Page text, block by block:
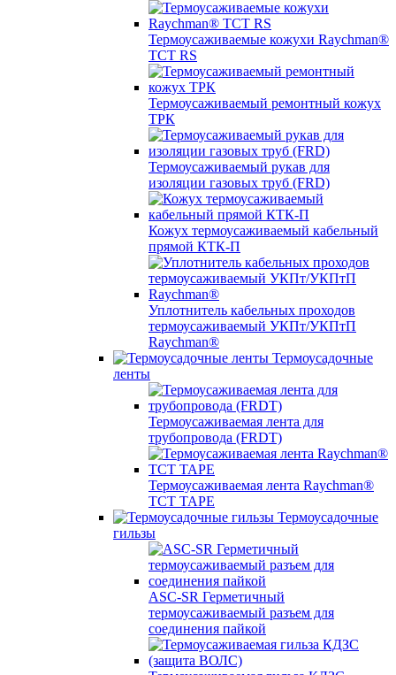
Термоусаживаемые кожухи Raychman®
TCT RS
Термоусаживаемый ремонтный кожух
ТРК
Термоусаживаемый рукав для
изоляции газовых труб (FRD)
Кожух термоусаживаемый кабельный
прямой КТК-П
Уплотнитель кабельных проходов
термоусаживаемый УКПт/УКПтП
Raychman®
Термоусадочные
ленты
Термоусаживаемая лента для
трубопровода (FRDT)
Термоусаживаемая лента Raychman®
TCT TAPE
Термоусадочные
гильзы
ASC‐SR Герметичный
термоусаживаемый разъем для
соединения пайкой